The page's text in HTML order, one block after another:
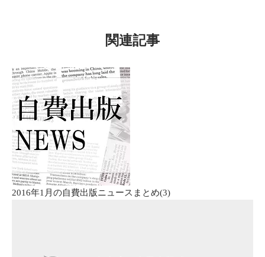
関連記事
2016年1月の自費出版ニュースまとめ(3)